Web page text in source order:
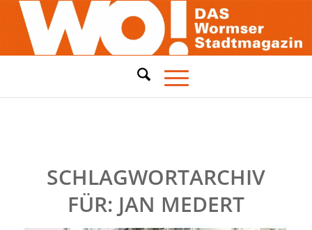
SCHLAGWORTARCHIV
FÜR: JAN MEDERT